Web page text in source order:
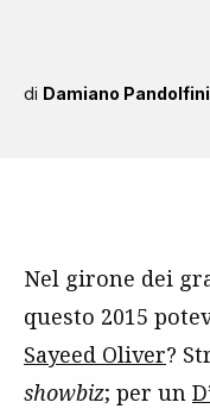
di Damiano Pandolfini
Nel girone dei
questo 2015
Sayeed Oliver?
showbiz; per un